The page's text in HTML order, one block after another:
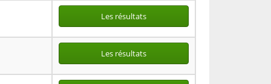
Les résultats
Les résultats